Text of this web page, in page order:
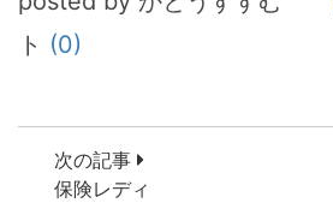
ト (0)
次の記事
保険レディ